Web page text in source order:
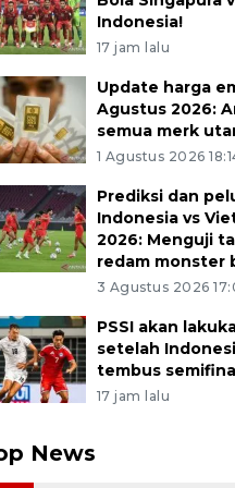
Indonesia!
17 jam lalu
Update harga
Agustus 2026:
semua merk
1 Agustus 2026
Prediksi dan
Indonesia vs
2026: Menguji
redam monster
3 Agustus 2026
PSSI akan
setelah
tembus
17 jam lalu
News